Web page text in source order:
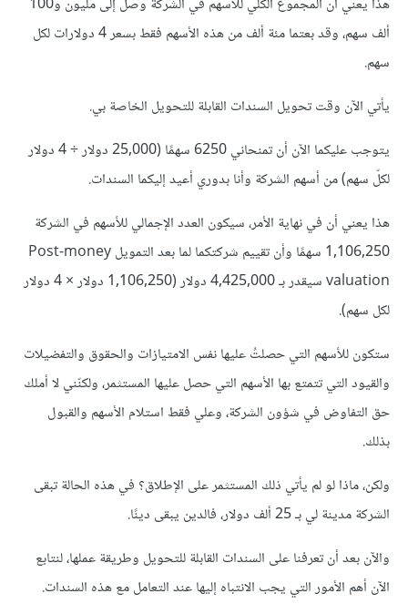
ألف سهم، وقد بعتما مئة ألف من هذه الأسهم فقط بسعر 4 دولارات لكل
سهم.
يأتي الآن وقت تحويل السندات القابلة للتحويل الخاصة بي.
يتوجب عليكما الآن أن تمنحاني 6250 سهمًا (25,000 دولار ÷ 4 دولار
لكلّ سهم) من أسهم الشركة وأنا بدوري أعيد إليكما السندات.
هذا يعني أن في نهاية الأمر، سيكون العدد الإجمالي للأسهم في الشركة
1,106,250 سهمًا وأن تقييم شركتكما لما بعد التمويل Post-money
valuation سيقدر بـ 4,425,000 دولار (1,106,250 دولار × 4 دولار
لكل سهم).
ستكون للأسهم التي حصلتُ عليها نفس الامتيازات والحقوق والتفضيلات
والقيود التي تتمتع بها الأسهم التي حصل عليها المستثمر، ولكنّني لا أملك
حق التفاوض في شؤون الشركة، وعلي فقط استلام الأسهم والقبول
بذلك.
ولكن، ماذا لو لم يأتي ذلك المستثمر على الإطلاق؟ في هذه الحالة تبقى
الشركة مدينة لي بـ 25 ألف دولار، فالدين يبقى دينًا.
والآن بعد أن تعرفنا على السندات القابلة للتحويل وطريقة عملها، لنتابع
الآن أهم الأمور التي يجب الانتباه إليها عند التعامل مع هذه السندات.